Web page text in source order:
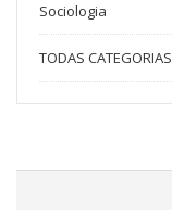
Sociologia
TODAS CATEGORIAS